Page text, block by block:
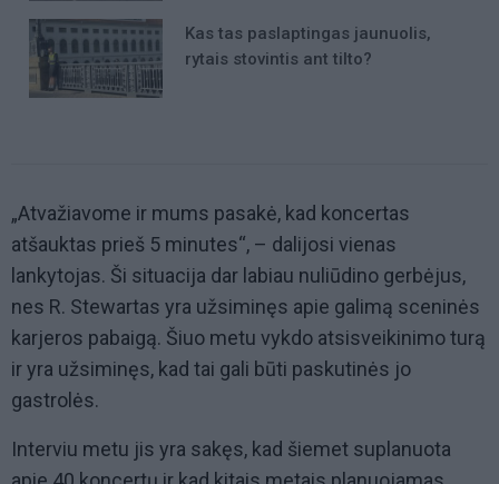
Kas tas paslaptingas jaunuolis,
rytais stovintis ant tilto?
„Atvažiavome ir mums pasakė, kad koncertas
atšauktas prieš 5 minutes“, – dalijosi vienas
lankytojas. Ši situacija dar labiau nuliūdino gerbėjus,
nes R. Stewartas yra užsiminęs apie galimą sceninės
karjeros pabaigą. Šiuo metu vykdo atsisveikinimo turą
ir yra užsiminęs, kad tai gali būti paskutinės jo
gastrolės.
Interviu metu jis yra sakęs, kad šiemet suplanuota